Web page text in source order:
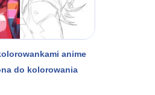
anime
do kolorowania